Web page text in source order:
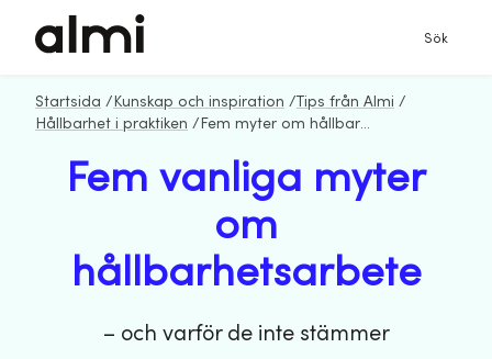
Sök
Startsida / Kunskap och inspiration /Tips från Almi /
Hållbarhet i praktiken / Fem myter om hållbarhetsarbete
Fem vanliga myter
om
hållbarhetsarbete
– och varför de inte stämmer